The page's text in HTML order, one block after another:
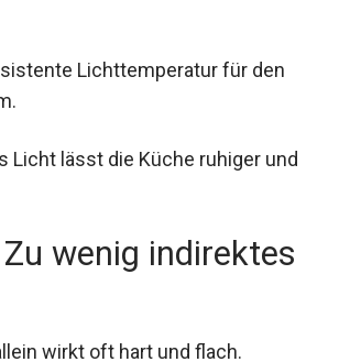
Lichttemperatur für den
Licht lässt die Küche ruhiger und
wenig indirektes
wirkt oft hart und flach.